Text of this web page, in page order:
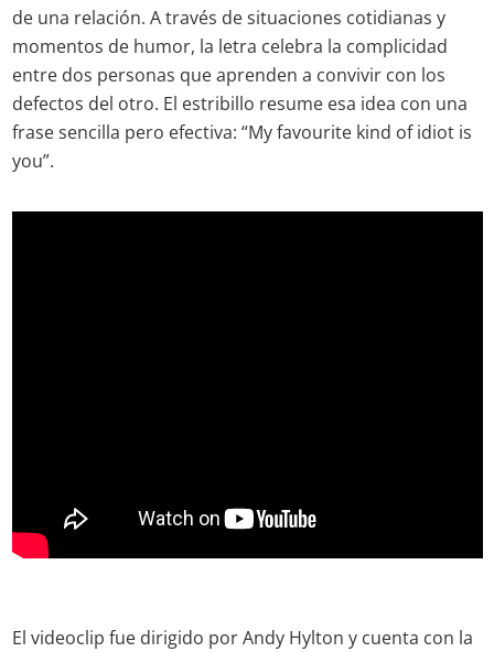
de una relación. A través de situaciones cotidianas y
momentos de humor, la letra celebra la complicidad
entre dos personas que aprenden a convivir con los
defectos del otro. El estribillo resume esa idea con una
frase sencilla pero efectiva: “My favourite kind of idiot is
you”.
El videoclip fue dirigido por Andy Hylton y cuenta con la